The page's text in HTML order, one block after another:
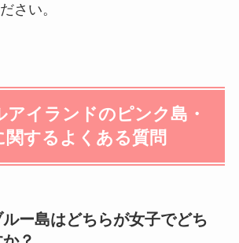
さい。
アイランドのピンク島・
関するよくある質問
ー島はどちらが女子でどち